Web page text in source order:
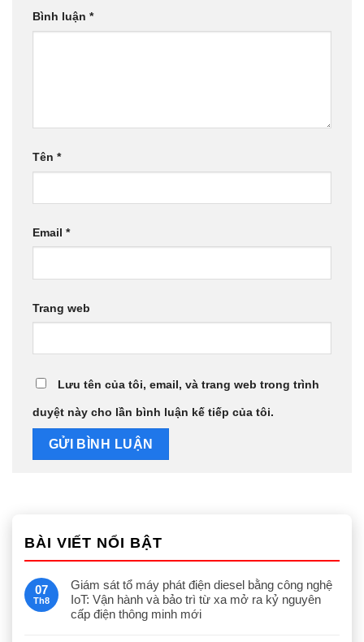
Bình luận *
Tên *
Email *
Trang web
Lưu tên của tôi, email, và trang web trong trình
duyệt này cho lần bình luận kế tiếp của tôi.
BÀI VIẾT NỔI BẬT
07
Th8
Giám sát tổ máy phát điện diesel bằng công nghệ
IoT: Vận hành và bảo trì từ xa mở ra kỷ nguyên
cấp điện thông minh mới